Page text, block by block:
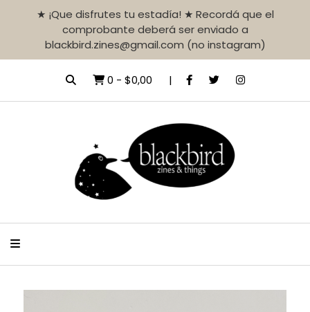
★ ¡Que disfrutes tu estadía! ★ Recordá que el
comprobante deberá ser enviado a
blackbird.zines@gmail.com (no instagram)
0 - $0,00